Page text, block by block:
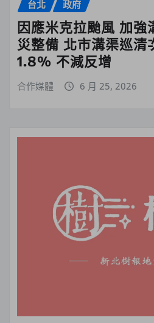
台北 政府
因應米克拉颱風 加強
災整備 北市溝渠巡清
1.8% 不減反增
合作媒體 6 月 25, 2026